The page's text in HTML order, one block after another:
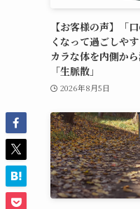
【お客様の声】「
くなって過ごしや
カラな体を内側か
「生脈散」
2026年8月5日